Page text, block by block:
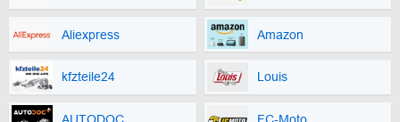
Aliexpress Amazon
kfzteile24 Louis